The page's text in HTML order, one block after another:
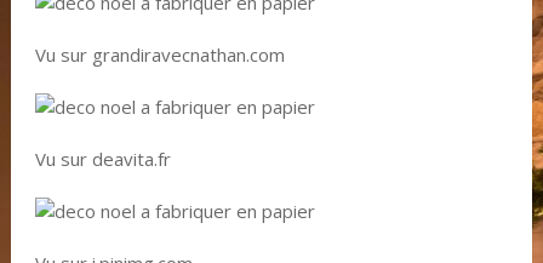
Vu sur grandiravecnathan.com
Vu sur deavita.fr